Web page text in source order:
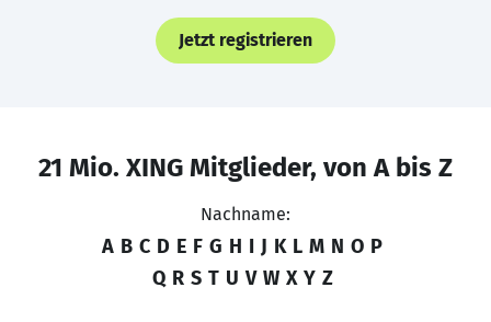
Jetzt registrieren
21 Mio. XING Mitglieder, von A bis Z
Nachname:
A B C D E F G H I J K L M N O P
Q R S T U V W X Y Z